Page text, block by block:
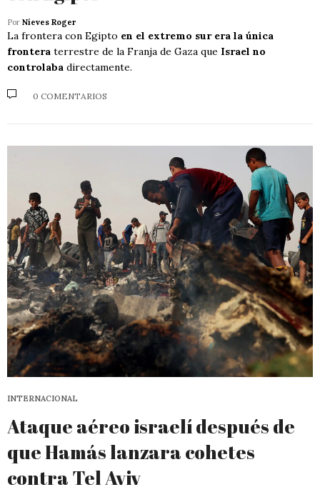
Por Nieves Roger
La frontera con Egipto en el extremo sur era la única
frontera terrestre de la Franja de Gaza que Israel no
controlaba directamente.
0 COMENTARIOS
INTERNACIONAL
Ataque aéreo israelí después de
que Hamás lanzara cohetes
contra Tel Aviv